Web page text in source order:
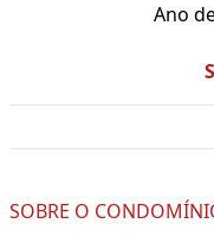
Ano
SOBRE O